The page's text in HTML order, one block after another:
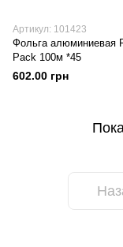
Артикул: 101423
Фольга алюминиевая
Pack 100м *45
602.00 грн